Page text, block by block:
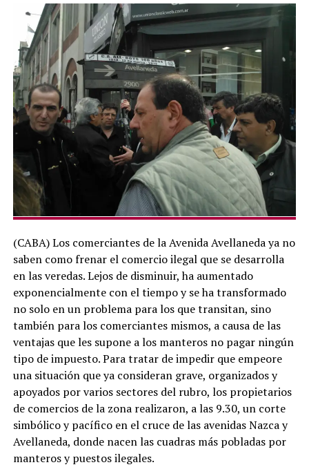
(CABA) Los comerciantes de la Avenida Avellaneda ya no
saben como frenar el comercio ilegal que se desarrolla
en las veredas. Lejos de disminuir, ha aumentado
exponencialmente con el tiempo y se ha transformado
no solo en un problema para los que transitan, sino
también para los comerciantes mismos, a causa de las
ventajas que les supone a los manteros no pagar ningún
tipo de impuesto. Para tratar de impedir que empeore
una situación que ya consideran grave, organizados y
apoyados por varios sectores del rubro, los propietarios
de comercios de la zona realizaron, a las 9.30, un corte
simbólico y pacífico en el cruce de las avenidas Nazca y
Avellaneda, donde nacen las cuadras más pobladas por
manteros y puestos ilegales.